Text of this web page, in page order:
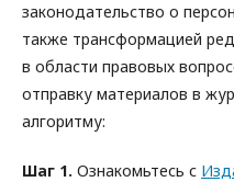
законодательство о
также трансформацией
в области правовых
отправку материалов в
алгоритму:
Шаг 1. Ознакомьтесь с